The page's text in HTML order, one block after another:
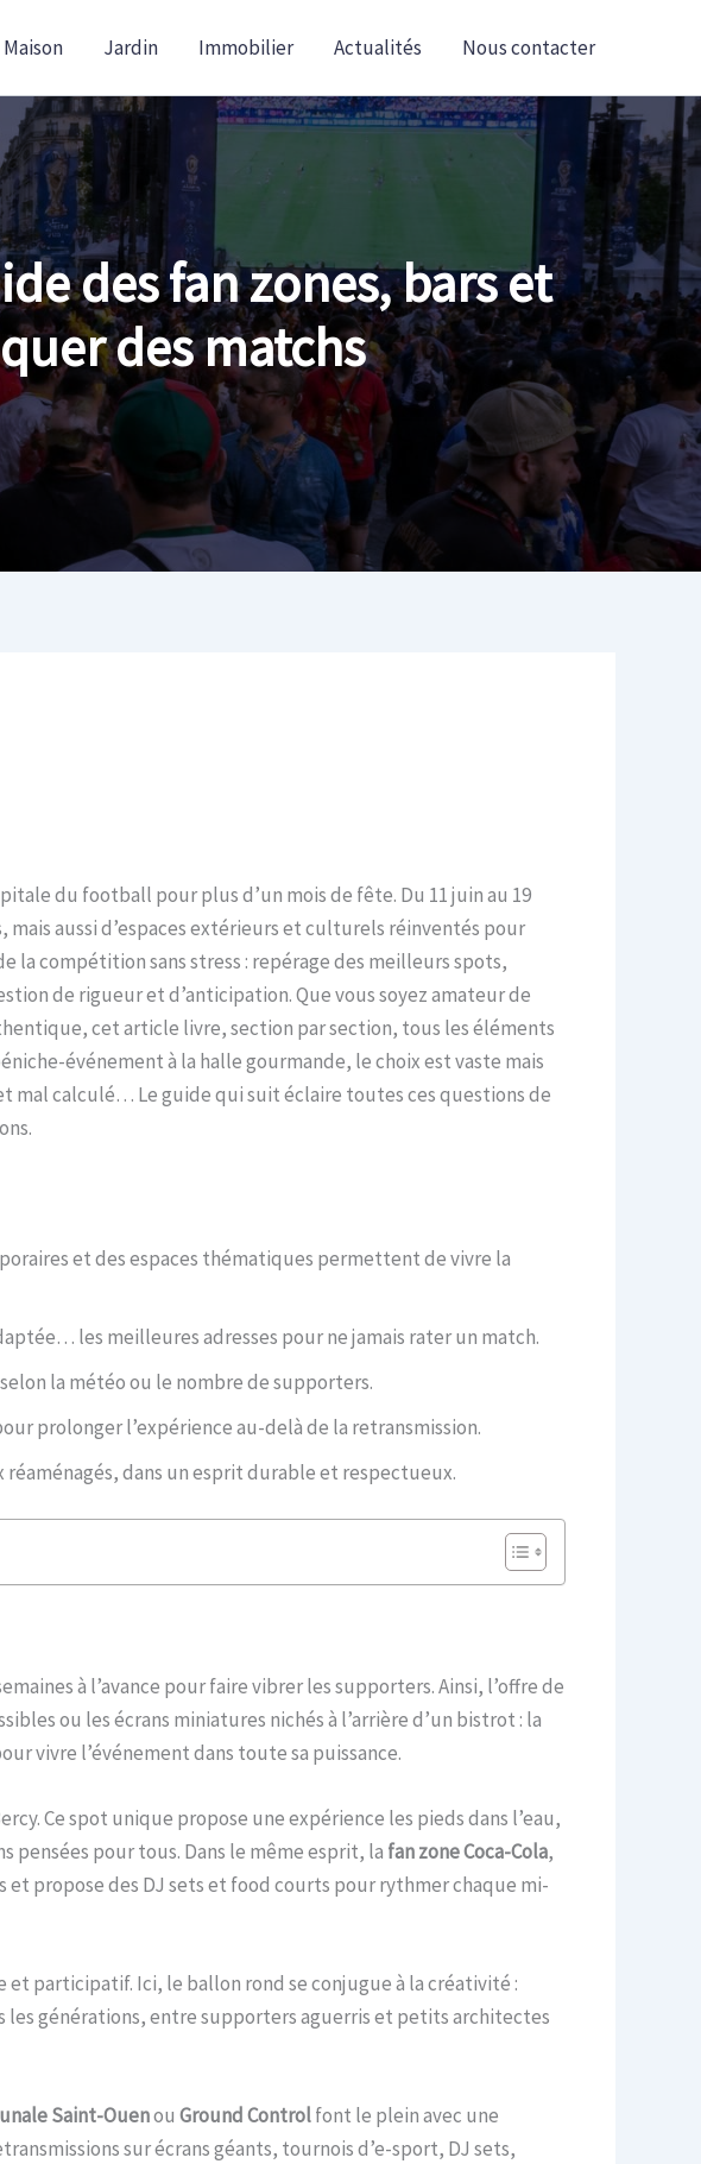
Maison Jardin Immobilier Actualités Nous contacter
des fan zones, bars et
des matchs
du football pour plus d’un mois de fête. Du 11 juin au 19
aussi d’espaces extérieurs et culturels réinventés pour
la compétition sans stress : repérage des meilleurs spots,
de rigueur et d’anticipation. Que vous soyez amateur de
cet article livre, section par section, tous les éléments
événement à la halle gourmande, le choix est vaste mais
mal calculé… Le guide qui suit éclaire toutes ces questions de
et des espaces thématiques permettent de vivre la
les meilleures adresses pour ne jamais rater un match.
la météo ou le nombre de supporters.
prolonger l’expérience au-delà de la retransmission.
dans un esprit durable et respectueux.
à l’avance pour faire vibrer les supporters. Ainsi, l’offre de
ou les écrans miniatures nichés à l’arrière d’un bistrot : la
vivre l’événement dans toute sa puissance.
Ce spot unique propose une expérience les pieds dans l’eau,
pensées pour tous. Dans le même esprit, la fan zone Coca-Cola,
propose des DJ sets et food courts pour rythmer chaque mi-
participatif. Ici, le ballon rond se conjugue à la créativité :
les générations, entre supporters aguerris et petits architectes
Saint-Ouenou Ground Controlfont le plein avec une
sur écrans géants, tournois d’e-sport, DJ sets,